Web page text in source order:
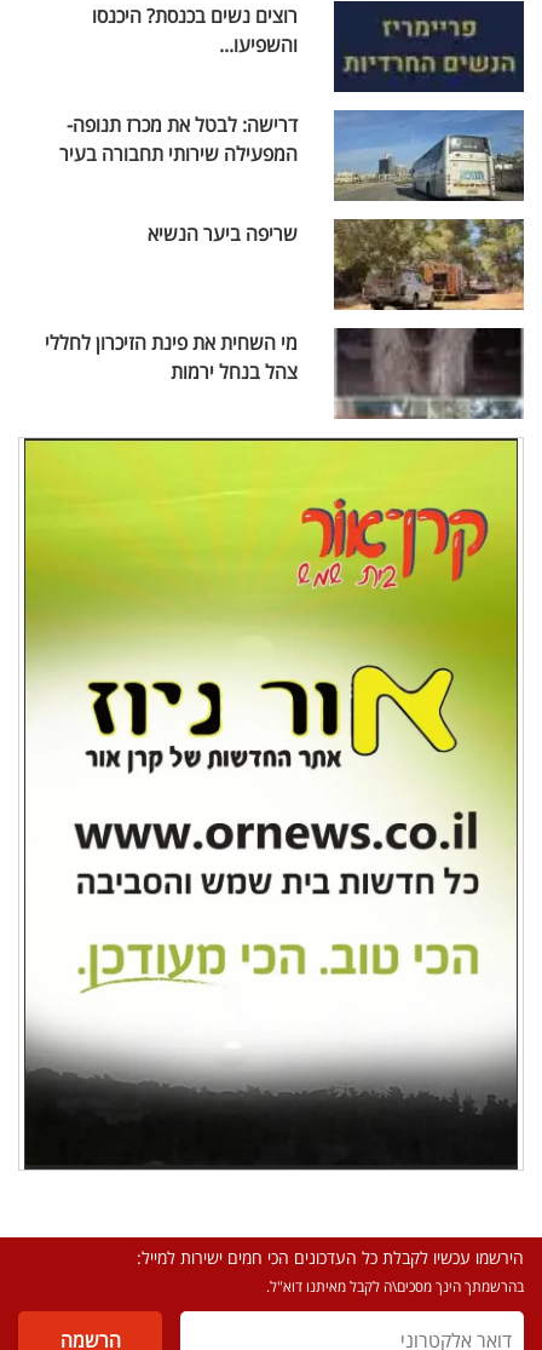
רוצים נשים בכנסת? היכנסו
והשפיעו...
דרישה: לבטל את מכרז תנופה-
המפעילה שירותי תחבורה בעיר
שריפה ביער הנשיא
מי השחית את פינת הזיכרון לחללי
צהל בנחל ירמות
הירשמו עכשיו לקבלת כל העדכונים הכי חמים ישירות למייל:
בהרשמתך הינך מסכים\ה לקבל מאיתנו דוא"ל.